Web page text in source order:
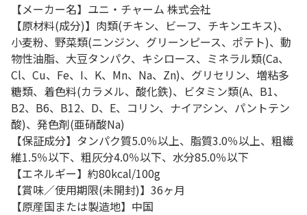
【メーカー名】ユニ・チャーム 株式会社
【原材料(成分)】肉類(チキン、ビーフ、チキンエキス)、
小麦粉、野菜類(ニンジン、グリーンピース、ポテト)、動
物性油脂、大豆タンパク、キシロース、ミネラル類(Ca、
Cl、Cu、Fe、I、K、Mn、Na、Zn)、グリセリン、増粘多
糖類、着色料(カラメル、酸化鉄)、ビタミン類(A、B1、
B2、B6、B12、D、E、コリン、ナイアシン、パントテン
酸)、発色剤(亜硝酸Na)
【保証成分】タンパク質5.0％以上、脂質3.0％以上、粗繊
維1.5％以下、粗灰分4.0％以下、水分85.0％以下
【エネルギー】約80kcal/100g
【賞味／使用期限(未開封)】36ヶ月
【原産国または製造地】中国